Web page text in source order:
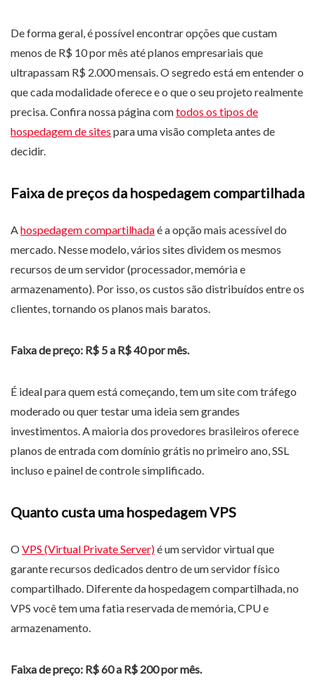
De forma geral, é possível encontrar opções que custam
menos de R$ 10 por mês até planos empresariais que
ultrapassam R$ 2.000 mensais. O segredo está em entender o
que cada modalidade oferece e o que o seu projeto realmente
precisa. Confira nossa página comtodos os tipos de
hospedagem de sites para uma visão completa antes de
decidir.
Faixa de preços da hospedagem compartilhada
A hospedagem compartilhadaé a opção mais acessível do
mercado. Nesse modelo, vários sites dividem os mesmos
recursos de um servidor (processador, memória e
armazenamento). Por isso, os custos são distribuídos entre os
clientes, tornando os planos mais baratos.
Faixa de preço: R$ 5 a R$ 40 por mês.
É ideal para quem está começando, tem um site com tráfego
moderado ou quer testar uma ideia sem grandes
investimentos. A maioria dos provedores brasileiros oferece
planos de entrada com domínio grátis no primeiro ano, SSL
incluso e painel de controle simplificado.
Quanto custa uma hospedagem VPS
OVPS (Virtual Private Server)é um servidor virtual que
garante recursos dedicados dentro de um servidor físico
compartilhado. Diferente da hospedagem compartilhada, no
VPS você tem uma fatia reservada de memória, CPU e
armazenamento.
Faixa de preço: R$ 60 a R$ 200 por mês.